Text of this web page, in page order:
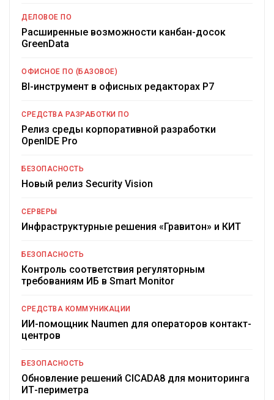
ДЕЛОВОЕ ПО
Расширенные возможности канбан-досок
GreenData
ОФИСНОЕ ПО (БАЗОВОЕ)
BI-инструмент в офисных редакторах Р7
СРЕДСТВА РАЗРАБОТКИ ПО
Релиз среды корпоративной разработки
OpenIDE Pro
БЕЗОПАСНОСТЬ
Новый релиз Security Vision
СЕРВЕРЫ
Инфраструктурные решения «Гравитон» и КИТ
БЕЗОПАСНОСТЬ
Контроль соответствия регуляторным
требованиям ИБ в Smart Monitor
СРЕДСТВА КОММУНИКАЦИИ
ИИ-помощник Naumen для операторов контакт-
центров
БЕЗОПАСНОСТЬ
Обновление решений CICADA8 для мониторинга
ИТ-периметра